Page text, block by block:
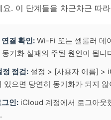
요. 이 단계들을 차근차근 따
결 확인: Wi-Fi 또는 셀룰러 데
동기화 실패의 주된 원인이 됩니
점검: 설정 > [사용자 이름] >
있으면 당연히 동기화가 되지 않
인: iCloud 계정에서 로그아웃